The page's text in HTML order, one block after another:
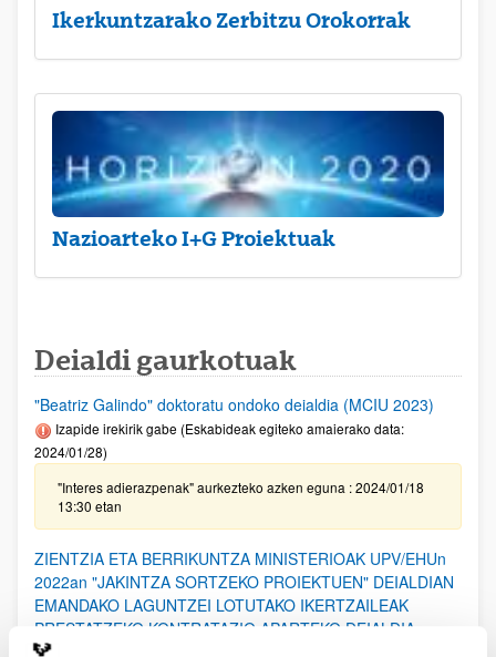
Ikerkuntzarako Zerbitzu Orokorrak
Nazioarteko I+G Proiektuak
Deialdi gaurkotuak
"Beatriz Galindo" doktoratu ondoko deialdia (MCIU 2023)
Izapide irekirik gabe (Eskabideak egiteko amaierako data:
2024/01/28)
"Interes adierazpenak" aurkezteko azken eguna : 2024/01/18
13:30 etan
ZIENTZIA ETA BERRIKUNTZA MINISTERIOAK UPV/EHUn
2022an "JAKINTZA SORTZEKO PROIEKTUEN" DEIALDIAN
EMANDAKO LAGUNTZEI LOTUTAKO IKERTZAILEAK
PRESTATZEKO KONTRATAZIO APARTEKO DEIALDIA